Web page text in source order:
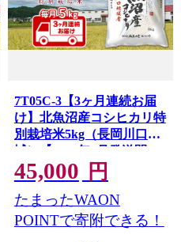
7T05C-3【3ヶ月連続お届
け】北魚沼産コシヒカリ特
別栽培米5kg（長岡川口地
域）【2026年8月発送開
始】
45,000 円
たまったWAON
POINTで寄附できる！